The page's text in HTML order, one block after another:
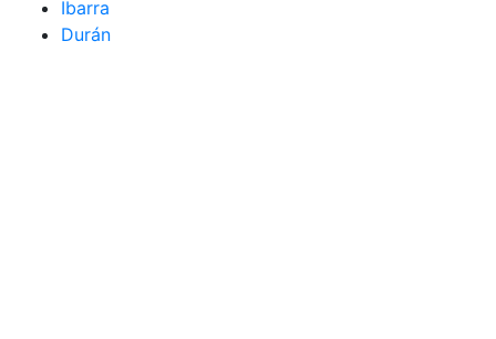
Ibarra
Durán